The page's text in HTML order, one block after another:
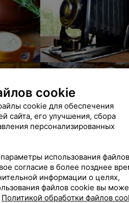
cookie
cookie для обеспечения
сайта, его улучшения, сбора
персонализированных
использования файлов
согласие в более позднее
информации о целях,
файлов cookie вы
Политикой обработки файлов